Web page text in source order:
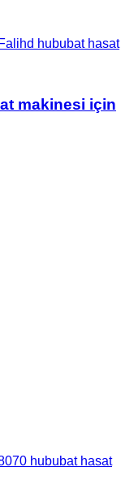
hububat hasat
makinesi için
hububat hasat